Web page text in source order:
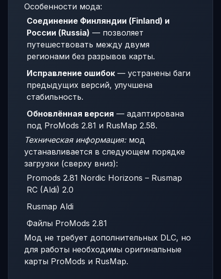
Особенности мода:
Соединение Финляндии (Finland) и
России (Russia) — позволяет
путешествовать между двумя
регионами без разрывов карты.
Исправление ошибок — устранены баги
предыдущих версий, улучшена
стабильность.
Обновлённая версия — адаптирована
под ProMods 2.81 и RusMap 2.58.
Техническая информация:мод
устанавливается в следующем порядке
загрузки (сверху вниз):
Promods 2.81 Nordic Horizons – Rusmap
RC (Aldi) 2.0
Rusmap Aldi
Файлы ProMods 2.81
Мод не требует дополнительных DLC, но
для работы необходимы оригинальные
карты ProMods и RusMap.